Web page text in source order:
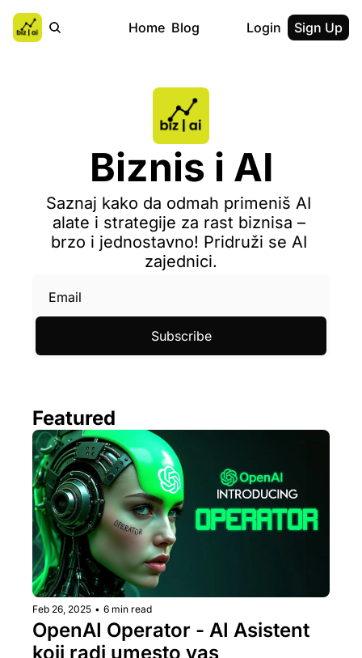
Home Blog Login Sign Up
Biznis i AI
Saznaj kako da odmah primeniš AI
alate i strategije za rast biznisa –
brzo i jednostavno! Pridruži se AI
zajednici.
Subscribe
Featured
Feb 26, 2025 • 6 min read
OpenAI Operator - AI Asistent